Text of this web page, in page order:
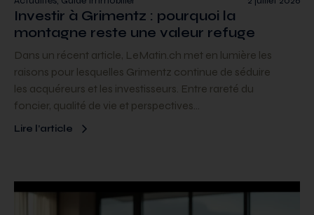
Investir à Grimentz : pourquoi la
montagne reste une valeur refuge
Dans un récent article, LeMatin.ch met en lumière les
raisons pour lesquelles Grimentz continue de séduire
les acquéreurs et les investisseurs. Entre rareté du
foncier, qualité de vie et perspectives…
Lire l’article